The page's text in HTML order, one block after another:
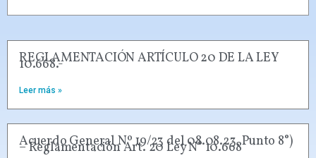
REGLAMENTACIÓN ARTÍCULO 20 DE LA LEY
10.668.-
Leer más »
Acuerdo General Nº 19/23 del 08.08.23, Punto 8°)
– Reglamentación Art. 20 Ley N° 10.668